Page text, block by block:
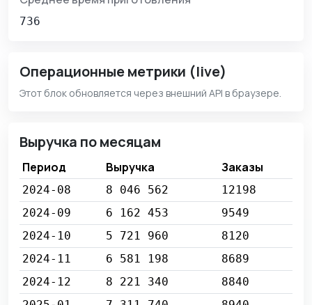
736
Операционные метрики (live)
Этот блок обновляется через внешний API в браузере.
Выручка по месяцам
Период Выручка Заказы
2024-08 8 046 562
12198
2024-09
6 162 453
9549
2024-10
5 721 960
8120
2024-11
6 581 198
8689
2024-12
8 221 340
8840